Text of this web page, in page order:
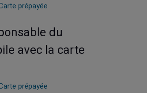
prépayée
du
avec la carte
prépayée